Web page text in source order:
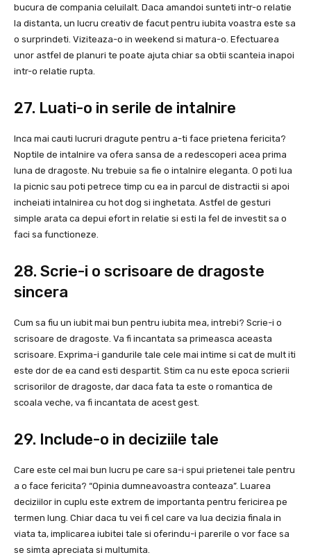
bucura de compania celuilalt. Daca amandoi sunteti intr-o relatie
la distanta, un lucru creativ de facut pentru iubita voastra este sa
o surprindeti. Viziteaza-o in weekend si matura-o. Efectuarea
unor astfel de planuri te poate ajuta chiar sa obtii scanteia inapoi
intr-o relatie rupta.
27. Luati-o in serile de intalnire
Inca mai cauti lucruri dragute pentru a-ti face prietena fericita?
Noptile de intalnire va ofera sansa de a redescoperi acea prima
luna de dragoste. Nu trebuie sa fie o intalnire eleganta. O poti lua
la picnic sau poti petrece timp cu ea in parcul de distractii si apoi
incheiati intalnirea cu hot dog si inghetata. Astfel de gesturi
simple arata ca depui efort in relatie si esti la fel de investit sa o
faci sa functioneze.
28. Scrie-i o scrisoare de dragoste
sincera
Cum sa fiu un iubit mai bun pentru iubita mea, intrebi? Scrie-i o
scrisoare de dragoste. Va fi incantata sa primeasca aceasta
scrisoare. Exprima-i gandurile tale cele mai intime si cat de mult iti
este dor de ea cand esti despartit. Stim ca nu este epoca scrierii
scrisorilor de dragoste, dar daca fata ta este o romantica de
scoala veche, va fi incantata de acest gest.
29. Include-o in deciziile tale
Care este cel mai bun lucru pe care sa-i spui prietenei tale pentru
a o face fericita? “Opinia dumneavoastra conteaza”. Luarea
deciziilor in cuplu este extrem de importanta pentru fericirea pe
termen lung. Chiar daca tu vei fi cel care va lua decizia finala in
viata ta, implicarea iubitei tale si oferindu-i parerile o vor face sa
se simta apreciata si multumita.